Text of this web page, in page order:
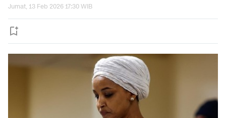
Jumat, 13 Feb 2026 17:30 WIB